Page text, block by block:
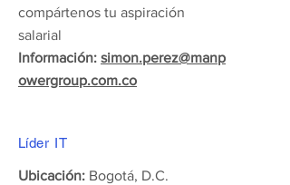
Líder IT
Ubicación: Bogotá, D.C.
compártenos tu aspiración
salarial
Información: simon.perez@manp
owergroup.com.co